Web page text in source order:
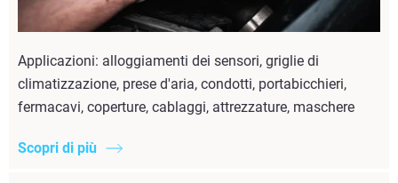
Applicazioni: alloggiamenti dei sensori, griglie di
climatizzazione, prese d'aria, condotti, portabicchieri,
fermacavi, coperture, cablaggi, attrezzature, maschere
Scopri di più